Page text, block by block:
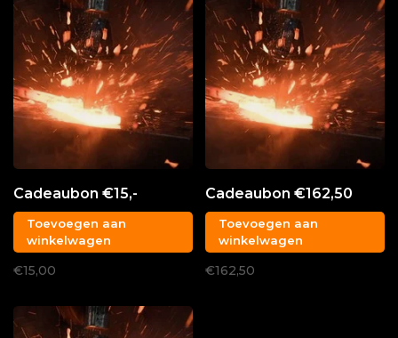
Cadeaubon €15,-
Toevoegen aan
winkelwagen
€15,00
Cadeaubon €162,50
Toevoegen aan
winkelwagen
€162,50